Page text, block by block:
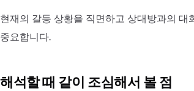
현재의 갈등 상황을 직면하고 상대방과의
중요합니다.
해석할 때 같이 조심해서 볼 점